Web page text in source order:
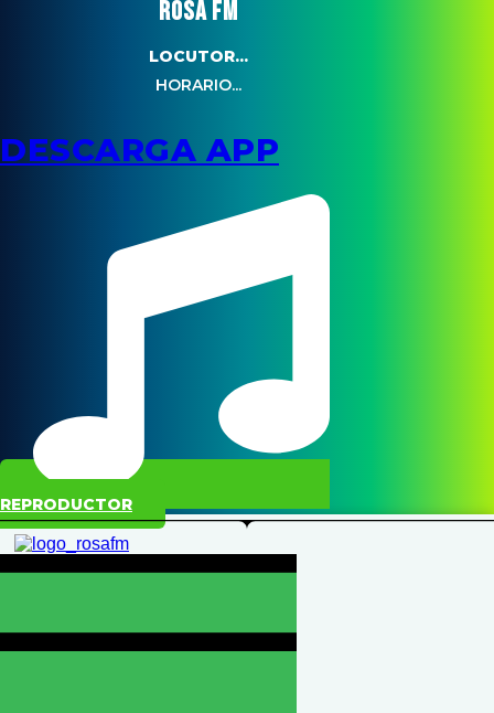
ROSA FM
LOCUTOR...
HORARIO...
DESCARGA APP
REPRODUCTOR